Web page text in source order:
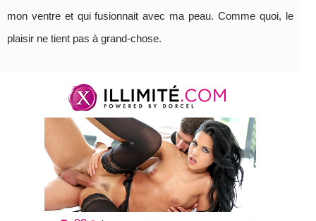
mon ventre et qui fusionnait avec ma peau. Comme quoi, le
plaisir ne tient pas à grand-chose.